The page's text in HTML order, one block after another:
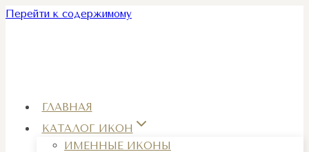
Перейти к содержимому
ГЛАВНАЯ
КАТАЛОГ ИКОН
ИМЕННЫЕ ИКОНЫ